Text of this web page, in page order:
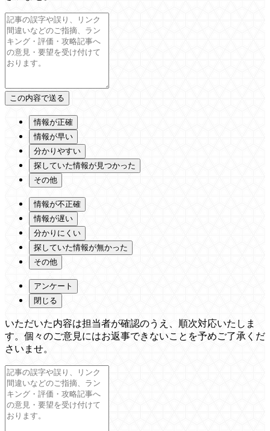
情報が正確
情報が早い
分かりやすい
探していた情報が見つかった
その他
情報が不正確
情報が遅い
分かりにくい
探していた情報が無かった
その他
アンケート
閉じる
いただいた内容は担当者が確認のうえ、順次対応いたしま
す。個々のご意見にはお返事できないことを予めご了承くだ
さいませ。